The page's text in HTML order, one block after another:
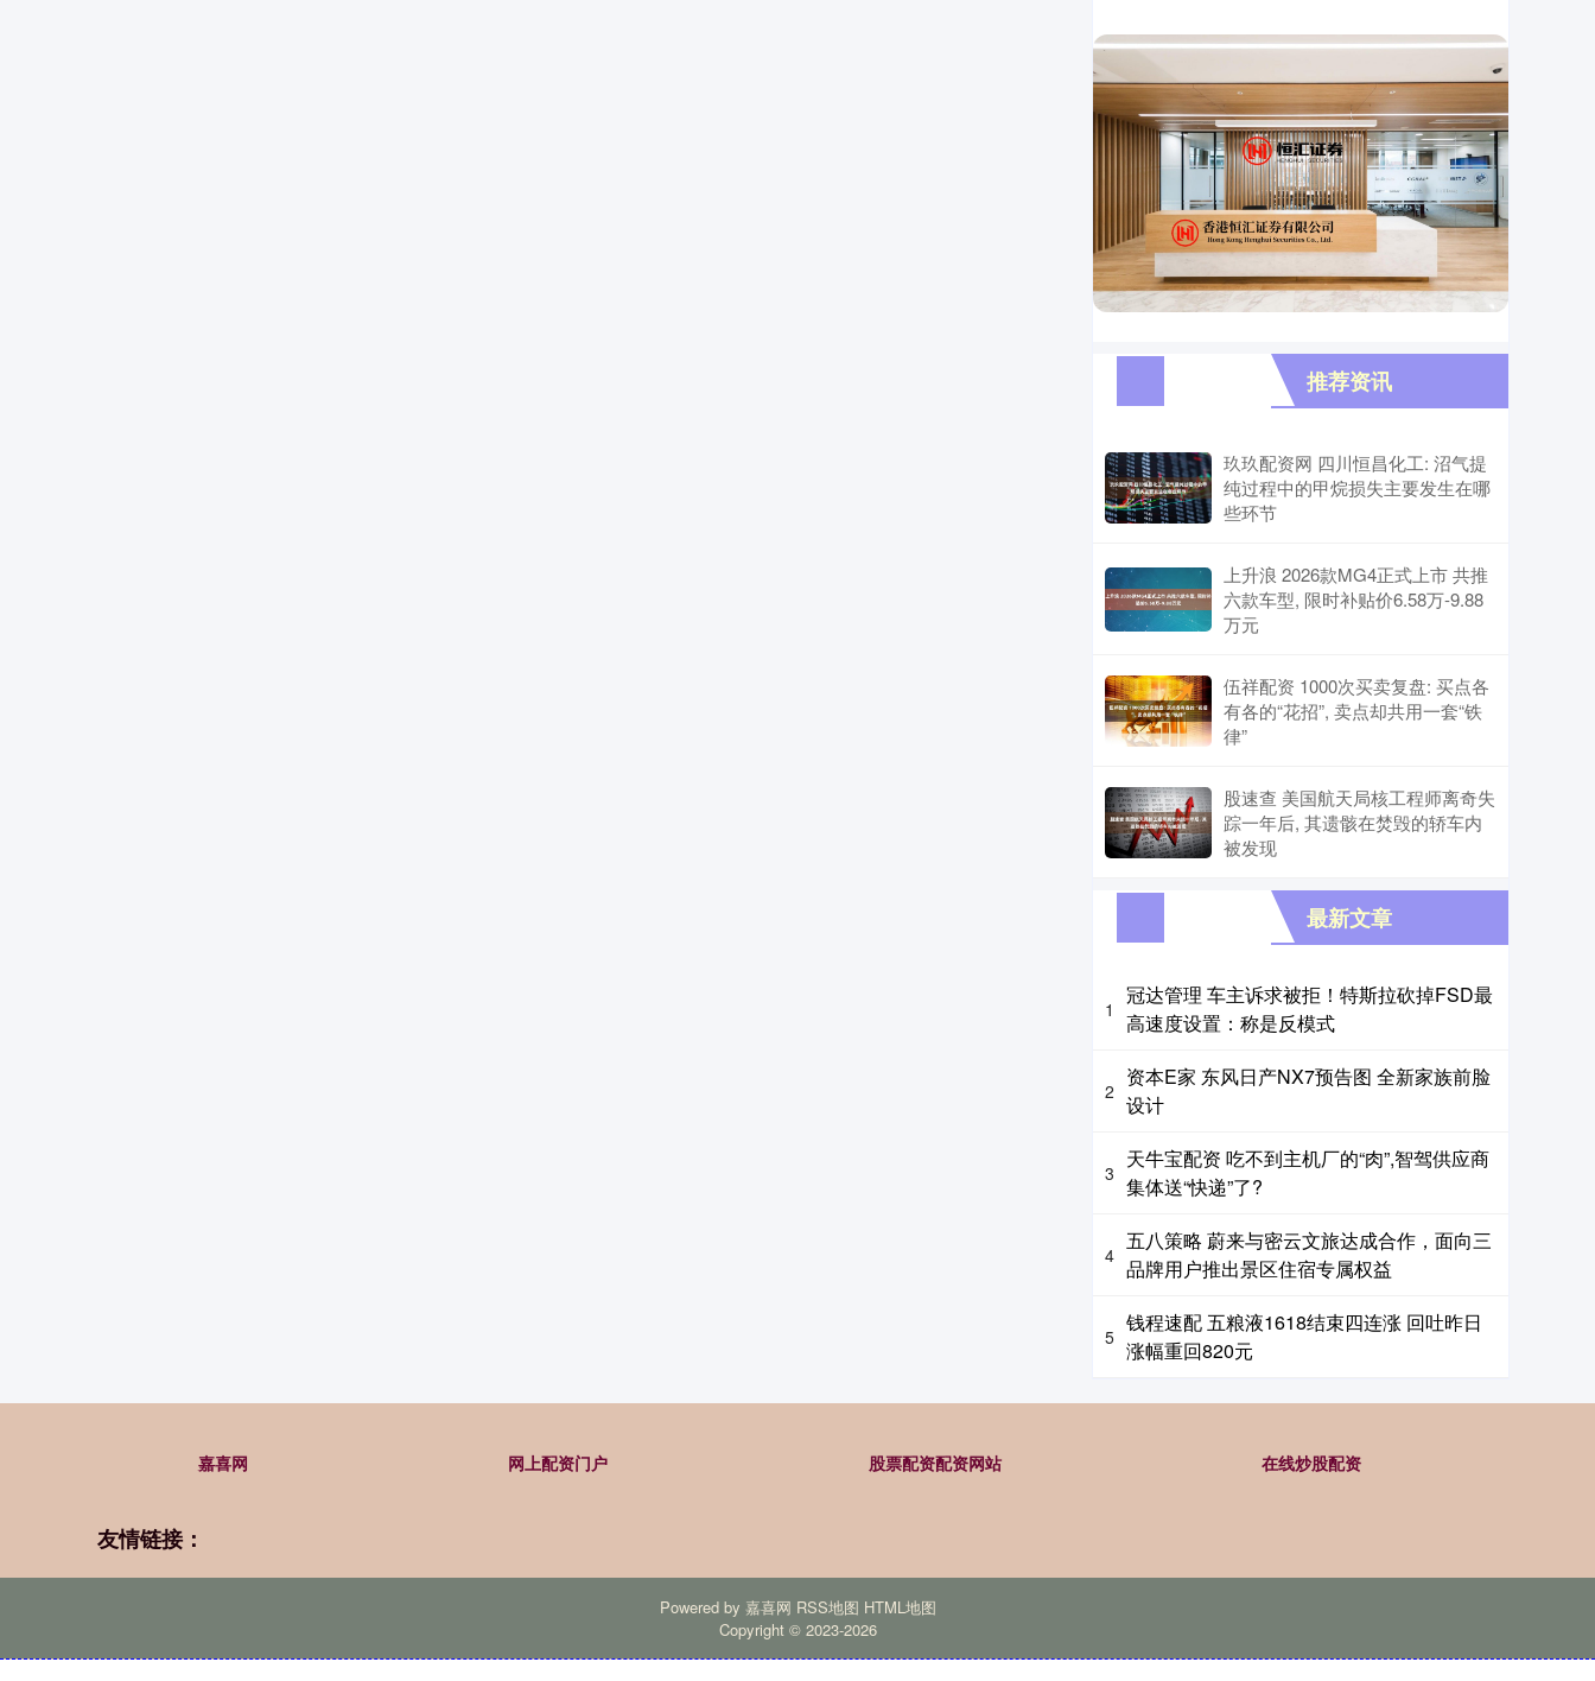
推荐资讯
玖玖配资网 四川恒昌化工: 沼气提
纯过程中的甲烷损失主要发生在哪
些环节
上升浪 2026款MG4正式上市 共推
六款车型, 限时补贴价6.58万-9.88
万元
伍祥配资 1000次买卖复盘: 买点各
有各的“花招”, 卖点却共用一套“铁
律”
股速查 美国航天局核工程师离奇失
踪一年后, 其遗骸在焚毁的轿车内
被发现
最新文章
1
冠达管理 车主诉求被拒！特斯拉砍掉FSD最
高速度设置：称是反模式
2
资本E家 东风日产NX7预告图 全新家族前脸
设计
3
天牛宝配资 吃不到主机厂的“肉”,智驾供应商
集体送“快递”了?
4
五八策略 蔚来与密云文旅达成合作，面向三
品牌用户推出景区住宿专属权益
5
钱程速配 五粮液1618结束四连涨 回吐昨日
涨幅重回820元
嘉喜网 网上配资门户 股票配资配资网站 在线炒股配资
友情链接：
Powered by 嘉喜网 RSS地图 HTML地图
Copyright © 2023-2026